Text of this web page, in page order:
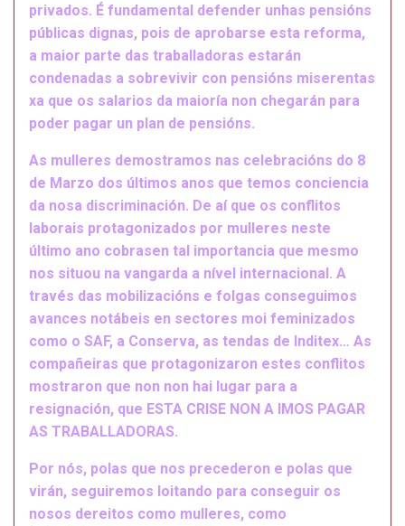
privados. É fundamental defender unhas pensións
públicas dignas, pois de aprobarse esta reforma,
a maior parte das traballadoras estarán
condenadas a sobrevivir con pensións miserentas
xa que os salarios da maioría non chegarán para
poder pagar un plan de pensións.
As mulleres demostramos nas celebracións do 8
de Marzo dos últimos anos que temos conciencia
da nosa discriminación. De aí que os conflitos
laborais protagonizados por mulleres neste
último ano cobrasen tal importancia que mesmo
nos situou na vangarda a nível internacional. A
través das mobilizacións e folgas conseguimos
avances notábeis en sectores moi feminizados
como o SAF, a Conserva, as tendas de Inditex… As
compañeiras que protagonizaron estes conflitos
mostraron que non non hai lugar para a
resignación, que ESTA CRISE NON A IMOS PAGAR
AS TRABALLADORAS.
Por nós, polas que nos precederon e polas que
virán, seguiremos loitando para conseguir os
nosos dereitos como mulleres, como